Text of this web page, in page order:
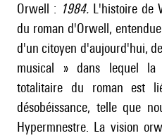
Orwell : 1984. L'histoire de
du roman d'Orwell,
d'un citoyen d'aujourd'hui,
musical » dans lequel la
totalitaire du roman est
désobéissance, telle que
Hypermnestre. La vision